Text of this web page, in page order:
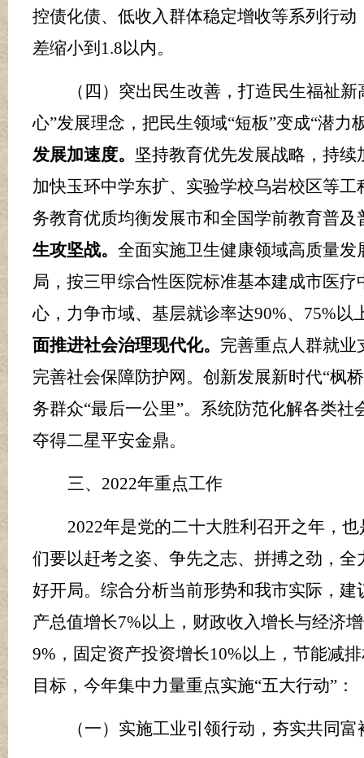
控债化债、低收入群体稳定增收等系列行
差缩小到 1.8以内。
（四）突出民生改善，打造民生福祉新
心”发展理念，把民生领域“短板”变成“潜
发展加速度。 坚持教育优先发展战略，持
加快玉环中学东扩、实验学校乌岩校区等
务教育优质均衡发展市和全国学前教育普
生攻坚战。 全面实施卫生健康领域高质量
局， 按三甲综合性医院标准基本建成市医疗
心，力争市域、基层就诊率达90%、 75%以
面推进社会治理现代化。 完善重点人群就业
完善社会保障防护网。创新发展新时代“枫
务群众“最后一公里”。系统防范化解各类社
夺得二星平安金鼎。
三、 2022年重点工作
2022年是党的二十大胜利召开之年，
们要以赶考之姿、争先之志、拼搏之劲，
好开局。综合分析当前形势和我市实际，
产总值增长7%以上，财政收入增长与经济
9% ，固定资产投资增长10%以上，节能减
目标，今年集中力量重点实施“五大行动”：
（一）实施工业引领行动，夯实共同